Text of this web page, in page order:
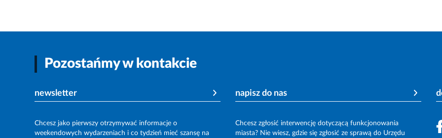
Pozostańmy w kontakcie
newsletter
Chcesz jako pierwszy otrzymywać informacje o
weekendowych wydarzeniach i co tydzień mieć szansę na
napisz do nas
Chcesz zgłosić interwencję dotyczącą funkcjonowania
miasta? Nie wiesz, gdzie się zgłosić ze sprawą do Urzędu